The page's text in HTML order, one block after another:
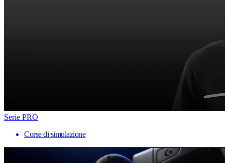
Serie PRO
Corse di simulazione